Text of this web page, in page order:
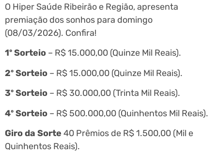
O Hiper Saúde Ribeirão e Região, apresenta
premiação dos sonhos para domingo
(08/03/2026). Confira!
1º Sorteio – R$ 15.000,00 (Quinze Mil Reais).
2º Sorteio – R$ 15.000,00 (Quinze Mil Reais).
3º Sorteio – R$ 30.000,00 (Trinta Mil Reais).
4º Sorteio – R$ 500.000,00 (Quinhentos Mil Reais).
Giro da Sorte 40 Prêmios de R$ 1.500,00 (Mil e
Quinhentos Reais).